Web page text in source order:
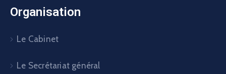
Organisation
Le Cabinet
Le Secrétariat général